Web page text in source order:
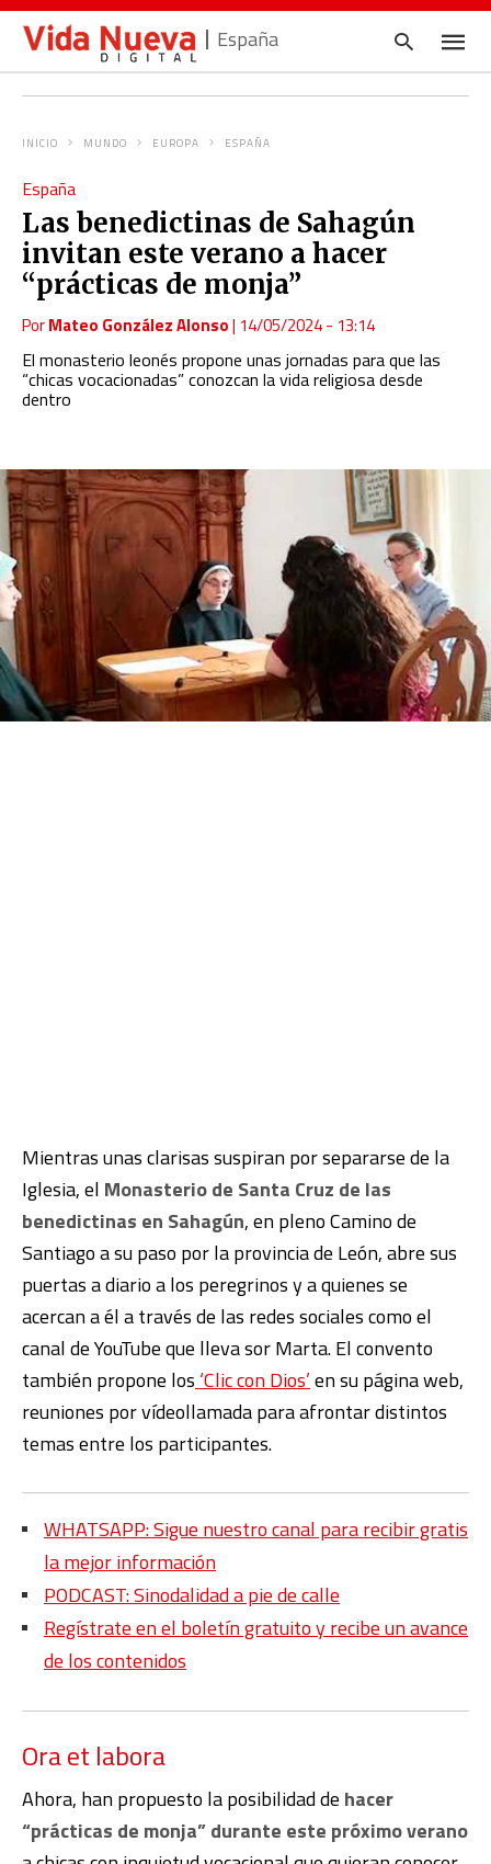
España
INICIO MUNDO EUROPA ESPAÑA
España
Las benedictinas de Sahagún
invitan este verano a hacer
“prácticas de monja”
PorMateo González Alonso| 14/05/2024 - 13:14
El monasterio leonés propone unas jornadas para que las
“chicas vocacionadas” conozcan la vida religiosa desde
dentro
Mientras unas clarisas suspiran por separarse de la
Iglesia, el Monasterio de Santa Cruz de las
benedictinas en Sahagún, en pleno Camino de
Santiago a su paso por la provincia de León, abre sus
puertas a diario a los peregrinos y a quienes se
acercan a él a través de las redes sociales como el
canal de YouTube que lleva sor Marta. El convento
también propone los ‘Clic con Dios’en su página web,
reuniones por vídeollamada para afrontar distintos
temas entre los participantes.
WHATSAPP: Sigue nuestro canal para recibir gratis
la mejor información
PODCAST: Sinodalidad a pie de calle
Regístrate en el boletín gratuito y recibe un avance
de los contenidos
Ora et labora
Ahora, han propuesto la posibilidad de hacer
“prácticas de monja” durante este próximo verano